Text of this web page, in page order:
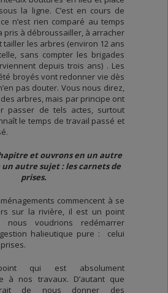
la ligne. C’est en cours de
n’est rien comparé au temps
pris à débroussailler, à arracher
tailler les arbres (environ 12 ans
sans compter les brigades
depuis trois ans) . Les
broyés vont redonner vie dès
pas douter. Vous nous direz,
arbres, mais par principe ont
passer de tels actes, surtout
le temps de travail passé et
et ouvrons en un autre
autre sujet : les carnets de
prises.
commencent à se
sur la rivière, il est un point
nous voudrions redémarrer
halieutique pure : celui
qui est absolument
à nos travaux. D’autant que
de nous donner des